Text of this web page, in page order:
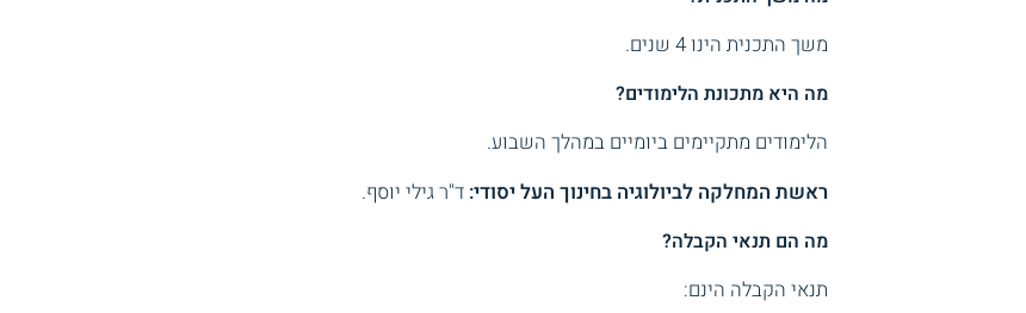
משך התכנית הינו 4 שנים.
מה היא מתכונת הלימודים?
הלימודים מתקיימים ביומיים במהלך השבוע.
ראשת המחלקה לביולוגיה בחינוך העל יסודי: ד"ר גילי יוסף.
מה הם תנאי הקבלה?
תנאי הקבלה הינם: